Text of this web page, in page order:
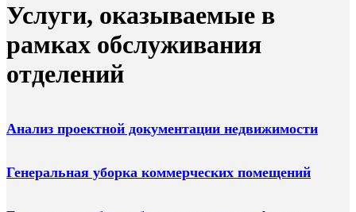
Услуги, оказываемые в
рамках обслуживания
отделений
Анализ проектной документации недвижимости
Генеральная уборка коммерческих помещений